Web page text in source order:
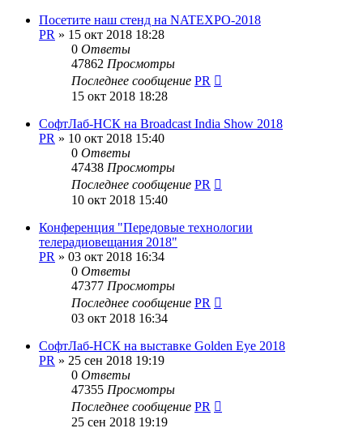
Посетите наш стенд на NATEXPO-2018
PR » 15 окт 2018 18:28
0 Ответы
47862 Просмотры
Последнее сообщение PR
15 окт 2018 18:28
СофтЛаб-НСК на Broadcast India Show 2018
PR » 10 окт 2018 15:40
0 Ответы
47438 Просмотры
Последнее сообщение PR
10 окт 2018 15:40
Конференция "Передовые технологии
телерадиовещания 2018"
PR » 03 окт 2018 16:34
0 Ответы
47377 Просмотры
Последнее сообщение PR
03 окт 2018 16:34
СофтЛаб-НСК на выставке Golden Eye 2018
PR » 25 сен 2018 19:19
0 Ответы
47355 Просмотры
Последнее сообщение PR
25 сен 2018 19:19